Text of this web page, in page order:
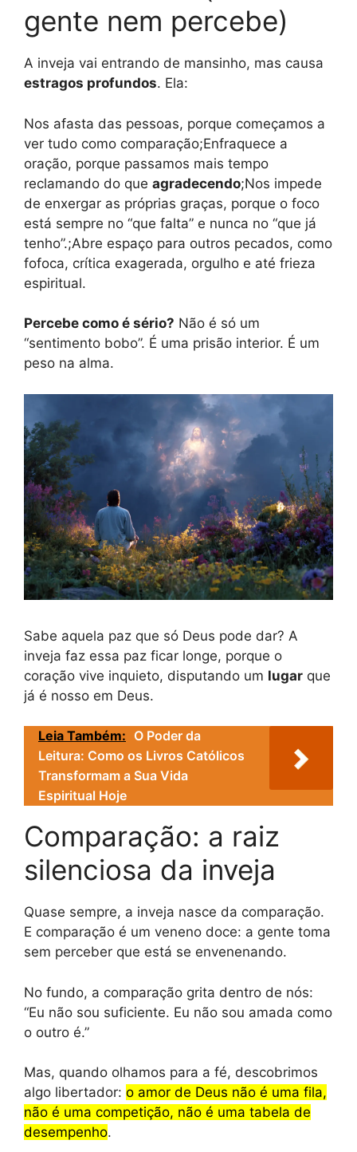
gente nem percebe)
A inveja vai entrando de mansinho, mas causa
estragos profundos. Ela:
Nos afasta das pessoas, porque começamos a
ver tudo como comparação;Enfraquece a
oração, porque passamos mais tempo
reclamando do que agradecendo;Nos impede
de enxergar as próprias graças, porque o foco
está sempre no “que falta” e nunca no “que já
tenho”.;Abre espaço para outros pecados, como
fofoca, crítica exagerada, orgulho e até frieza
espiritual.
Percebe como é sério? Não é só um
“sentimento bobo”. É uma prisão interior. É um
peso na alma.
Sabe aquela paz que só Deus pode dar? A
inveja faz essa paz ficar longe, porque o
coração vive inquieto, disputando um lugar que
já é nosso em Deus.
Leia Também: O Poder da
Leitura: Como os Livros Católicos
Transformam a Sua Vida
Espiritual Hoje
Comparação: a raiz
silenciosa da inveja
Quase sempre, a inveja nasce da comparação.
E comparação é um veneno doce: a gente toma
sem perceber que está se envenenando.
No fundo, a comparação grita dentro de nós:
“Eu não sou suficiente. Eu não sou amada como
o outro é.”
Mas, quando olhamos para a fé, descobrimos
algo libertador: o amor de Deus não é uma fila,
não é uma competição, não é uma tabela de
desempenho.